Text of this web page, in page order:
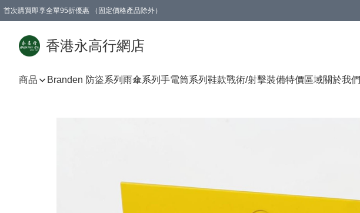
首次購買即享全單95折優惠 （固定價格產品除外）
香港永高行網店
商品 Branden 防盜系列 雨傘系列 手電筒系列 鞋款戰術/射擊裝備特價區域關於我們